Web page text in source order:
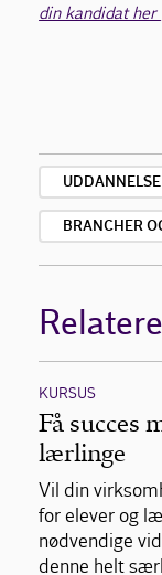
din kandidat her
UDDANNELSE
BRANCHER
KURSUS
Få succes
lærlinge
Vil din
for elever og
nødvendige
denne helt